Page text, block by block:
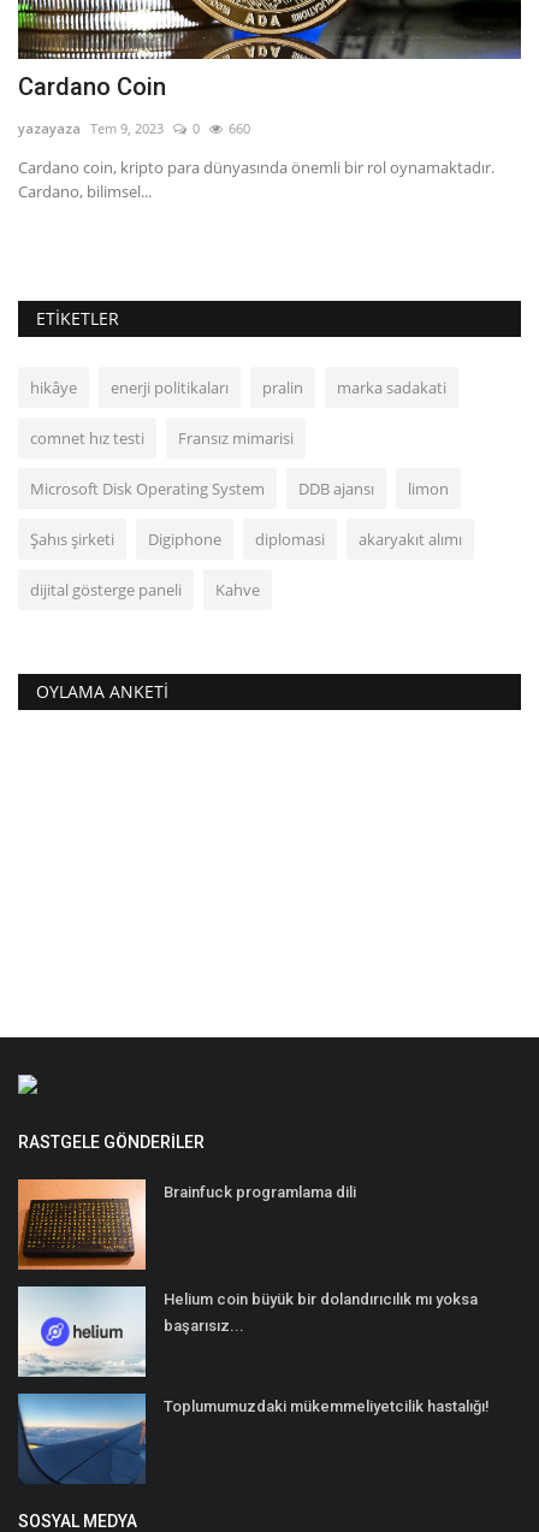
Cardano Coin
yazayaza Tem 9, 2023 0 660
Cardano coin, kripto para dünyasında önemli bir rol oynamaktadır.
Cardano, bilimsel...
ETIKETLER
hikâye enerji politikaları pralin marka sadakati
comnet hız testi Fransız mimarisi
Microsoft Disk Operating System DDB ajansı limon
Şahıs şirketi Digiphone diplomasi akaryakıt alımı
dijital gösterge paneli Kahve
OYLAMA ANKETI
RASTGELE GÖNDERILER
Brainfuck programlama dili
Helium coin büyük bir dolandırıcılık mı yoksa
başarısız...
Toplumumuzdaki mükemmeliyetcilik hastalığı!
SOSYAL MEDYA